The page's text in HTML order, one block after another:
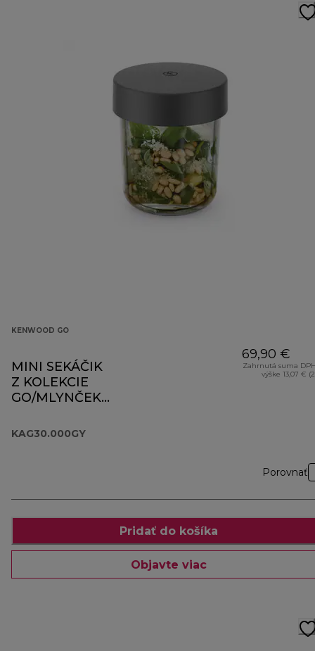
KENWOOD GO
MINI SEKÁČIK
Z KOLEKCIE
GO/MLYNČEK
KAG30.000GY
69,90 €
Zahrnutá suma
výške 13,07 €
Porovnať
Pridať do košíka
Objavte viac